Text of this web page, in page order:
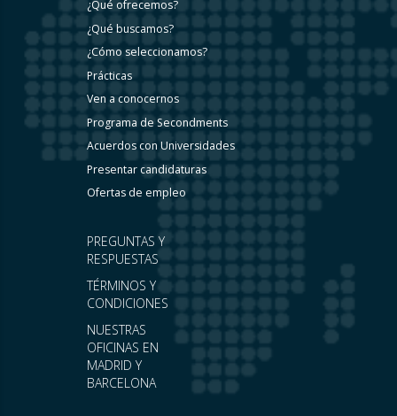
PREGUNTAS Y
RESPUESTAS
TÉRMINOS Y
CONDICIONES
NUESTRAS
OFICINAS EN
MADRID Y
BARCELONA
¿Qué ofrecemos?
¿Qué buscamos?
¿Cómo seleccionamos?
Prácticas
Ven a conocernos
Programa de Secondments
Acuerdos con Universidades
Presentar candidaturas
Ofertas de empleo